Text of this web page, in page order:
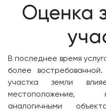
Оценка
В последнее время
более
участка земли
местоположение,
аналогичными